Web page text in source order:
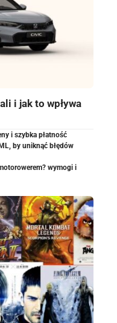
i jak to wpływa
i szybka płatność
by uniknąć błędów
wymogi i